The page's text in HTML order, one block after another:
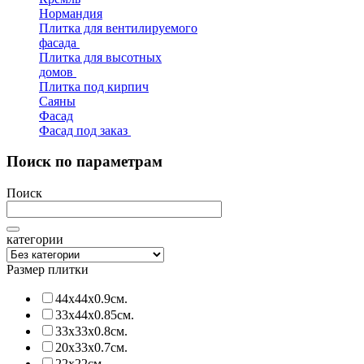
Нормандия
Плитка для вентилируемого
фасада
Плитка для высотных
домов
Плитка под кирпич
Саяны
Фасад
Фасад под заказ
Поиск по параметрам
Поиск
категории
Размер плитки
44х44х0.9см.
33х44х0.85см.
33х33х0.8см.
20х33х0.7см.